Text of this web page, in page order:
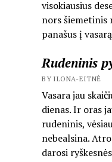
visokiausius
nors šiemetinis
panašus į
Rudeninis
BY ILONA-EITNĖ
Vasara jau
dienas. Ir oras
rudeninis,
nebealsina.
darosi